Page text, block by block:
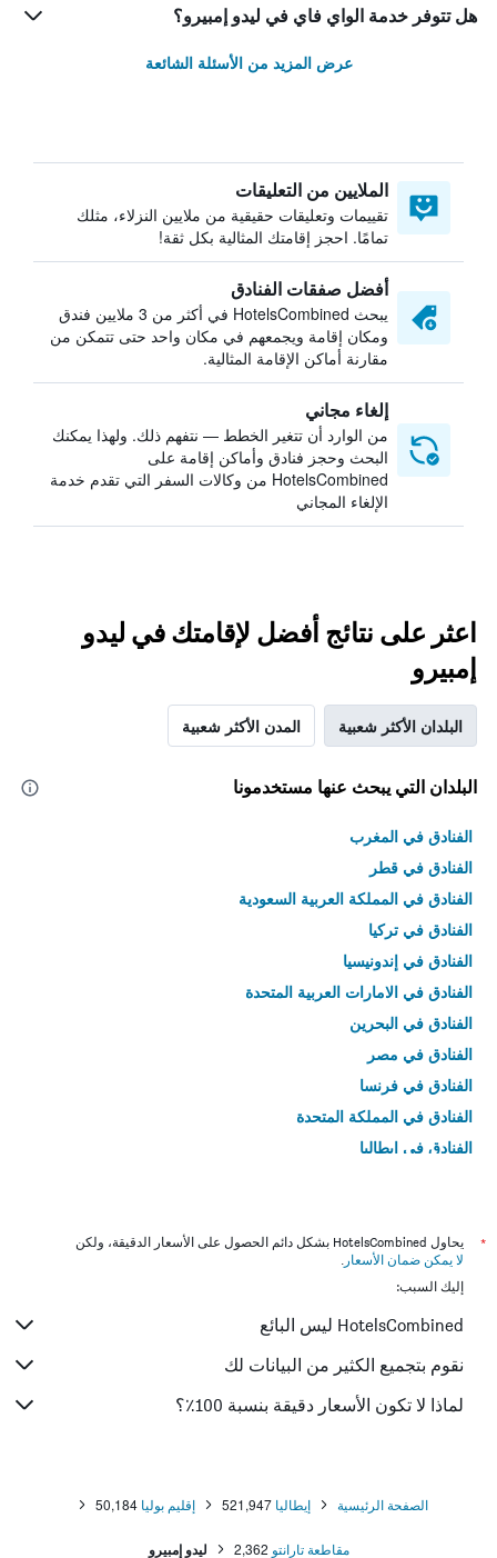
هل تتوفر خدمة الواي فاي في ليدو إمبيرو؟
عرض المزيد من الأسئلة الشائعة
الملايين من التعليقات
تقييمات وتعليقات حقيقية من ملايين النزلاء، مثلك
تمامًا. احجز إقامتك المثالية بكل ثقة!
أفضل صفقات الفنادق
يبحث HotelsCombined في أكثر من 3 ملايين فندق
ومكان إقامة ويجمعهم في مكان واحد حتى تتمكن من
مقارنة أماكن الإقامة المثالية.
إلغاء مجاني
من الوارد أن تتغير الخطط — نتفهم ذلك. ولهذا يمكنك
البحث وحجز فنادق وأماكن إقامة على
HotelsCombined من وكالات السفر التي تقدم خدمة
الإلغاء المجاني
اعثر على نتائج أفضل لإقامتك في ليدو
إمبيرو
البلدان الأكثر شعبية المدن الأكثر شعبية
البلدان التي يبحث عنها مستخدمونا
الفنادق في المغرب
الفنادق في قطر
الفنادق في المملكة العربية السعودية
الفنادق في تركيا
الفنادق في إندونيسيا
الفنادق في الامارات العربية المتحدة
الفنادق في البحرين
الفنادق في مصر
الفنادق في فرنسا
الفنادق في المملكة المتحدة
الفنادق في إيطاليا
*
يحاول HotelsCombined بشكل دائم الحصول على الأسعار الدقيقة، ولكن
لا يمكن ضمان الأسعار .
إليك السبب:
HotelsCombined ليس البائع
نقوم بتجميع الكثير من البيانات لك
لماذا لا تكون الأسعار دقيقة بنسبة 100٪؟
الصفحة الرئيسية إيطاليا 521,947 إقليم بوليا 50,184
مقاطعة تارانتو 2,362 ليدو إمبيرو